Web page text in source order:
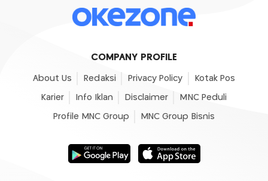
COMPANY PROFILE
About Us Redaksi Privacy Policy Kotak Pos
Karier Info Iklan Disclaimer MNC Peduli
Profile MNC Group MNC Group Bisnis